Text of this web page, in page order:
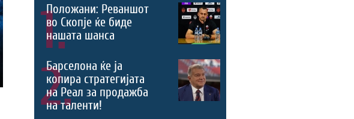
1.
Положани: Реваншот
во Скопје ќе биде
нашата шанса
2.
Барселона ќе ја
копира стратегијата
на Реал за продажба
на таленти!